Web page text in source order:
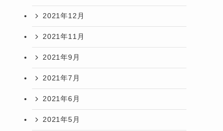
2021年12月
2021年11月
2021年9月
2021年7月
2021年6月
2021年5月